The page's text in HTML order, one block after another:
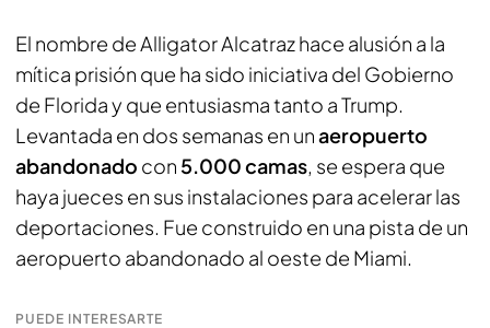
El nombre de Alligator Alcatraz hace alusión a la
mítica prisión que ha sido iniciativa del Gobierno
de Florida y que entusiasma tanto a Trump.
Levantada en dos semanas en unaeropuerto
abandonado con 5.000 camas, se espera que
haya jueces en sus instalaciones para acelerar las
deportaciones. Fue construido en una pista de un
aeropuerto abandonado al oeste de Miami.
PUEDE INTERESARTE